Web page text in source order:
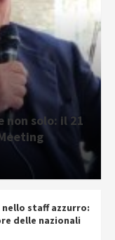
solo: il 21
nello staff azzurro:
delle nazionali